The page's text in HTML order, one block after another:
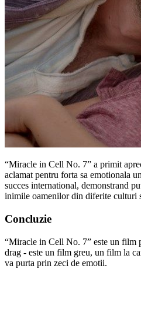
“Miracle in Cell No. 7” a primit
aclamat pentru forta sa emotionala
succes international, demonstrand
inimile oamenilor din diferite culturi
Concluzie
“Miracle in Cell No. 7” este un film
drag - este un film greu, un film la
va purta prin zeci de emotii.